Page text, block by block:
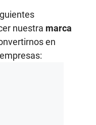
nuestra marca
en